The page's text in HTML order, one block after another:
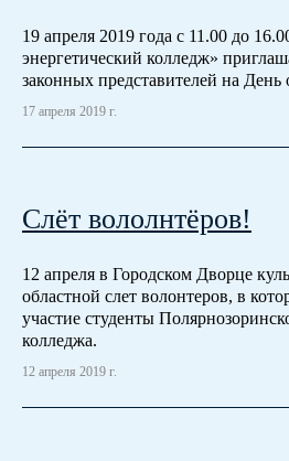
19 апреля 2019 года с 11.00 до
энергетический колледж»
законных представителей на
17 апреля 2019 г.
Слёт вололнтёров!
12 апреля в Городском Дворце
областной слет волонтеров, в
участие студенты
колледжа.
12 апреля 2019 г.